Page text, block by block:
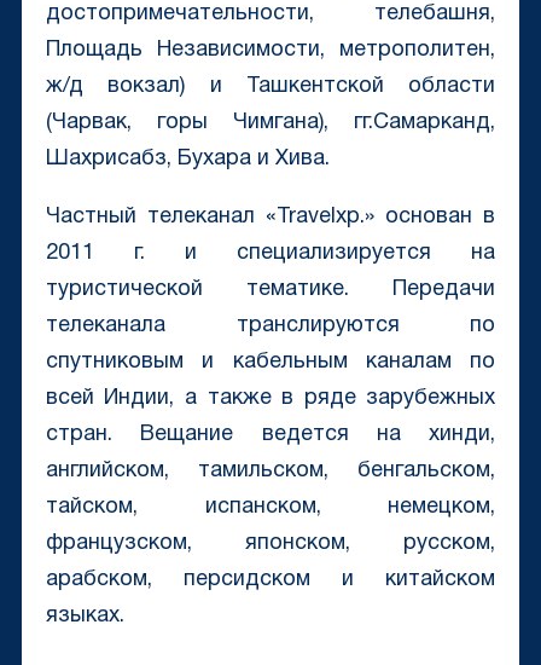
достопримечательности, телебашня,
Площадь Независимости, метрополитен,
ж/д вокзал) и Ташкентской области
(Чарвак, горы Чимгана), гг.Самарканд,
Шахрисабз, Бухара и Хива.
Частный телеканал «Travelxp.» основан в
2011 г. и специализируется на
туристической тематике. Передачи
телеканала транслируются по
спутниковым и кабельным каналам по
всей Индии, а также в ряде зарубежных
стран. Вещание ведется на хинди,
английском, тамильском, бенгальском,
тайском, испанском, немецком,
французском, японском, русском,
арабском, персидском и китайском
языках.